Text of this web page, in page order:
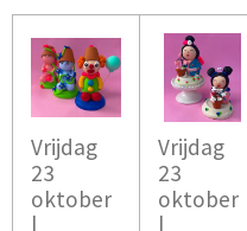
Vrijdag
23
oktober
Vrijdag
23
oktober